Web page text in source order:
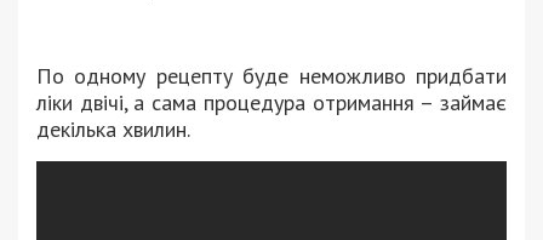
По одному рецепту буде неможливо придбати
ліки двічі, а сама процедура отримання – займає
декілька хвилин.